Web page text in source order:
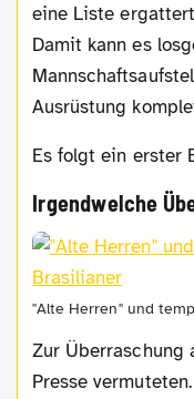
eine Liste
Damit kann es
Ausrüstung
Es folgt ein
Irgendwelche
"Alte Herren" und
Zur Überraschung aller gab's nicht die von der
Presse